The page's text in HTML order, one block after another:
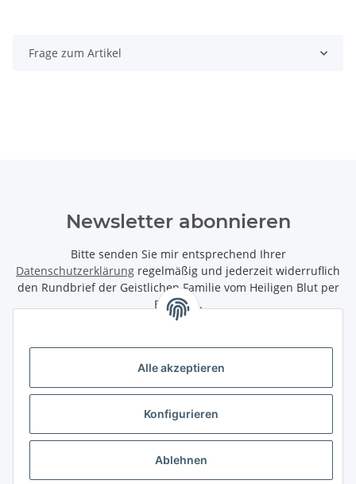
Frage zum Artikel
Newsletter abonnieren
Bitte senden Sie mir entsprechend Ihrer
Datenschutzerklärung regelmäßig und jederzeit widerruflich
den Rundbrief der Geistlichen Familie vom Heiligen Blut per
Email zu.
Informationen
Gesetzliche Informationen
Alle akzeptieren
Konfigurieren
Ablehnen